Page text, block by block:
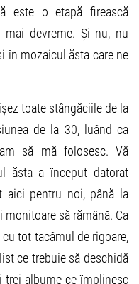
este o etapă firească
devreme. Și nu, nu
în mozaicul ăsta care ne
toate stângăciile de la
de la 30, luând ca
să mă folosesc. Vă
ăsta a început datorat
aici pentru noi, până la
să rămână. Ca
tot tacâmul de rigoare,
ce trebuie să deschidă
trei albume ce împlinesc